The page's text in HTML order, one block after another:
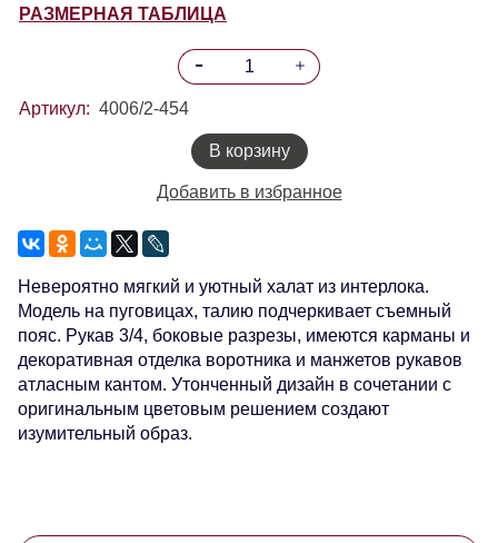
РАЗМЕРНАЯ ТАБЛИЦА
Артикул: 4006/2-454
В корзину
Добавить в избранное
Невероятно мягкий и уютный халат из интерлока.
Модель на пуговицах, талию подчеркивает съемный
пояс. Рукав 3/4, боковые разрезы, имеются карманы и
декоративная отделка воротника и манжетов рукавов
атласным кантом. Утонченный дизайн в сочетании с
оригинальным цветовым решением создают
изумительный образ.